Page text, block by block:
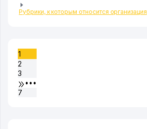
Рубрики, к которым относится организация
1
2
3
•••
7